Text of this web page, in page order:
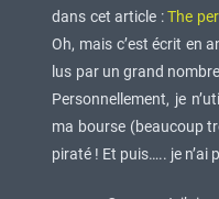
dans cet article :The
Oh, mais c’est écrit en
lus par un grand
Personnellement, je
ma bourse (beaucoup
piraté ! Et puis….. je